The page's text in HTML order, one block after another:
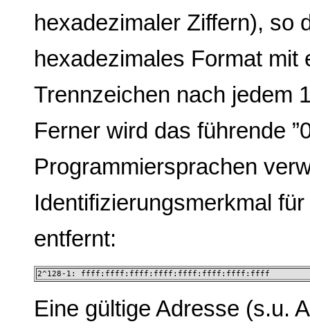
hexadezimaler Ziffern), so
hexadezimales Format mit
Trennzeichen nach jedem
Ferner wird das führende
Programmiersprachen
Identifizierungsmerkmal
entfernt:
2^128-1: ffff:ffff:ffff:ffff:ffff:ffff:ffff:ffff
Eine gültige Adresse (s.u.